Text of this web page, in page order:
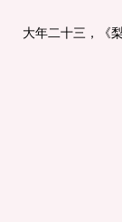
大年二十三，《梨